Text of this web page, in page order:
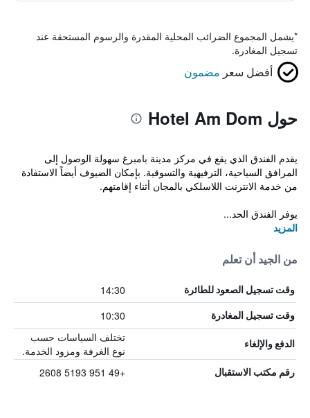
*يشمل المجموع الضرائب المحلية المقدرة والرسوم المستحقة عند
تسجيل المغادرة.
أفضل سعر مضمون
حول Hotel Am Dom
يقدم الفندق الذي يقع في مركز مدينة بامبرغ سهولة الوصول إلى
المرافق السياحية، الترفيهية والتسوقية. بإمكان الضيوف أيضاً الاستفادة
من خدمة الانترنت اللاسلكي بالمجان أثناء إقامتهم.
يوفر الفندق الحد...
المزيد
من الجيد أن تعلم
وقت تسجيل الصعود للطائرة 14:30
وقت تسجيل المغادرة 10:30
الدفع والإلغاء
تختلف السياسات حسب
نوع الغرفة ومزود الخدمة.
رقم مكتب الاستقبال +49 951 5193 2608